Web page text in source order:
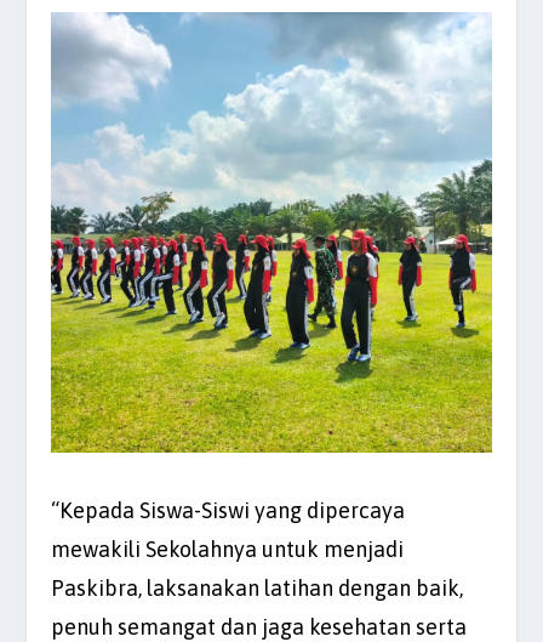
“Kepada Siswa-Siswi yang dipercaya
mewakili Sekolahnya untuk menjadi
Paskibra, laksanakan latihan dengan baik,
penuh semangat dan jaga kesehatan serta